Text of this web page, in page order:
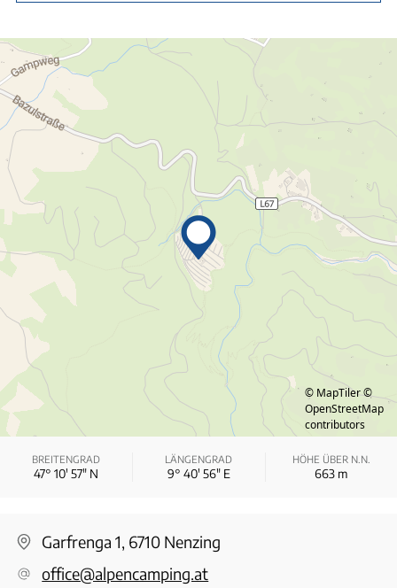
© MapTiler©
OpenStreetMap
contributors
BREITENGRAD
47° 10′ 57″ N
LÄNGENGRAD
9° 40′ 56″ E
HÖHE ÜBER N.N.
663 m
Garfrenga 1, 6710 Nenzing
office@alpencamping.at